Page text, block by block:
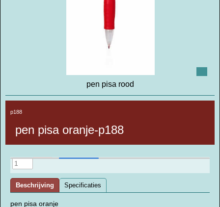
pen pisa rood
p188
pen pisa oranje-p188
Beschrijving Specificaties
pen pisa oranje